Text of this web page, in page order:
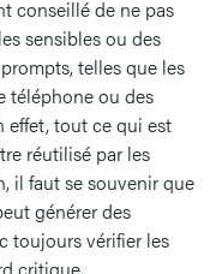
conseillé de ne pas
sensibles ou des
telles que les
téléphone ou des
effet, tout ce qui est
réutilisé par les
il faut se souvenir que
générer des
toujours vérifier les